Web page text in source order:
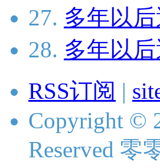
27. 多年以
28. 多年以
RSS订阅 |
Copyright ©
Reserved 零